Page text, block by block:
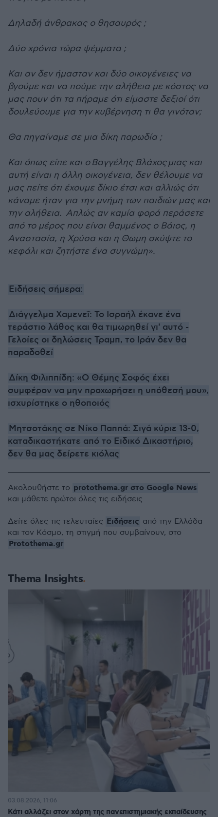
Δηλαδή άνθρακας ο θησαυρός ;
Δύο χρόνια τώρα ψέμματα ;
Και αν δεν ήμασταν και δύο οικογένειες να
βγούμε και να πούμε την αλήθεια με κόστος να
μας πουν ότι τα πήραμε ότι είμαστε δεξιοί ότι
δουλεύουμε για την κυβέρνηση τι θα γινόταν;
Θα πηγαίναμε σε μια δίκη παρωδία ;
Και όπως είπε και ο Βαγγέλης Βλάχος μιας και
αυτή είναι η άλλη οικογένεια, δεν θέλουμε να
μας πείτε ότι έχουμε δίκιο έτσι και αλλιώς ότι
κάναμε ήταν για την μνήμη των παιδιών μας και
την αλήθεια. Απλώς αν καμία φορά περάσετε
από το μέρος που είναι θαμμένος ο Βάιος, η
Αναστασία, η Χρύσα και η Θωμη σκύψτε το
κεφάλι και ζητήστε ένα συγνώμη».
Ειδήσεις σήμερα:
Διάγγελμα Χαμενεΐ: Το Ισραήλ έκανε ένα
τεράστιο λάθος και θα τιμωρηθεί γι' αυτό -
Γελοίες οι δηλώσεις Τραμπ, το Ιράν δεν θα
παραδοθεί
Δίκη Φιλιππίδη: «Ο Θέμης Σοφός έχει
συμφέρον να μην προχωρήσει η υπόθεσή μου»,
ισχυρίστηκε ο ηθοποιός
Μητσοτάκης σε Νίκο Παππά: Σιγά κύριε 13-0,
καταδικαστήκατε από το Ειδικό Δικαστήριο,
δεν θα μας δείρετε κιόλας
Thema Insights
Κάτι αλλάζει στον χάρτη της πανεπιστημιακής εκπαίδευσης
03.08.2026, 11:06
Ακολουθήστε το protothema.gr στο Google News
και μάθετε πρώτοι όλες τις ειδήσεις
Δείτε όλες τις τελευταίες Ειδήσεις από την Ελλάδα
και τον Κόσμο, τη στιγμή που συμβαίνουν, στο
Protothema.gr